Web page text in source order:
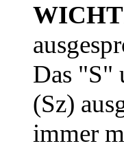
Das "S"
(Sz)
immer